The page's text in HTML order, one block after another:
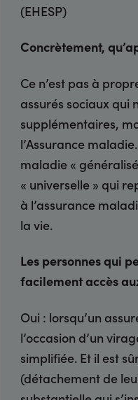
(EHESP)
Concrètement,
Ce n’est pas à
assurés sociaux qui
supplémentaires,
l’Assurance
maladie «
« universelle » qui
à l’assurance
la vie.
Les personnes qui
facilement accès
Oui : lorsqu’un
l’occasion d’un
simplifiée. Et il est
(détachement de